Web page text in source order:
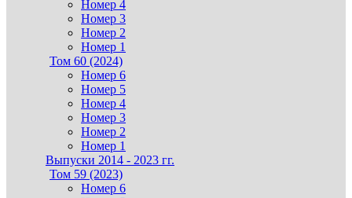
Номер 4
Номер 3
Номер 2
Номер 1
Том 60 (2024)
Номер 6
Номер 5
Номер 4
Номер 3
Номер 2
Номер 1
Выпуски 2014 - 2023 гг.
Том 59 (2023)
Номер 6